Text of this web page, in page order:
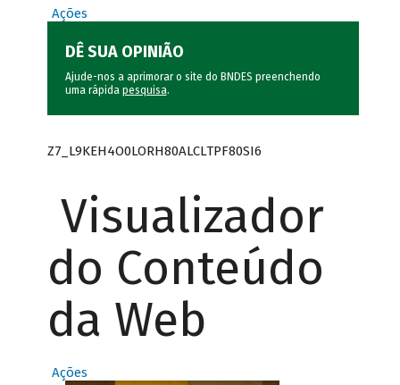
Ações
DÊ SUA OPINIÃO
Ajude-nos a aprimorar o site do BNDES preenchendo
uma rápida pesquisa.
Z7_L9KEH4O0LORH80ALCLTPF80SI6
Visualizador
do Conteúdo
da Web
Ações